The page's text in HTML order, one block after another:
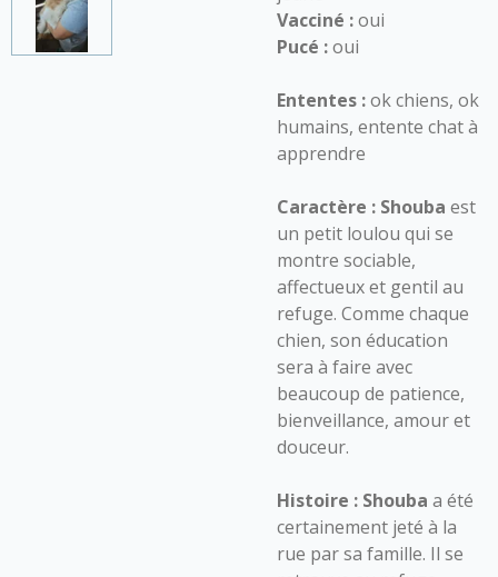
Vacciné :oui
Pucé :oui
Ententes :ok chiens, ok
humains, entente chat à
apprendre
Caractère : Shouba est
un petit loulou qui se
montre sociable,
affectueux et gentil au
refuge. Comme chaque
chien, son éducation
sera à faire avec
beaucoup de patience,
bienveillance, amour et
douceur.
Histoire : Shouba a été
certainement jeté à la
rue par sa famille. Il se